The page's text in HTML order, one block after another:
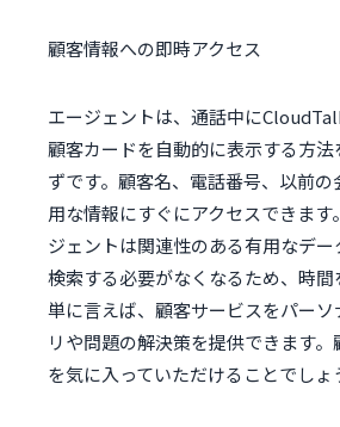
顧客情報への即時アクセス
エージェントは、通話中に
顧客カードを自動的に表示する方
ずです。顧客名、電話番号、以前
用な情報にすぐにアクセスできます
ジェントは関連性のある有用なデ
検索する必要がなくなるため、時
単に言えば、顧客サービスをパー
リや問題の解決策を提供できます
を気に入っていただけることでしょ